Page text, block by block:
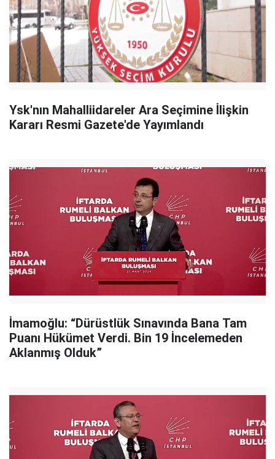
Ysk'nın Mahalliidareler Ara Seçimine İlişkin
Kararı Resmi Gazete'de Yayımlandı
İmamoğlu: “Dürüstlük Sınavında Bana Tam
Puanı Hükümet Verdi. Bin 19 İncelemeden
Aklanmış Olduk”